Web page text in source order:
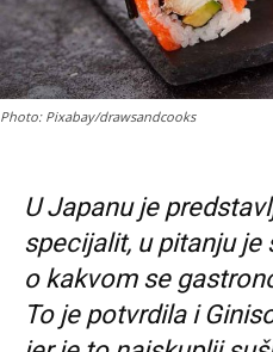
Photo: Pixabay/drawsandcooks
U Japanu je
specijalit, u pitanju je
o kakvom se
To je potvrdila i